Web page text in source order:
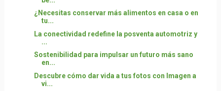
¿Necesitas conservar más alimentos en casa o en
tu...
La conectividad redefine la posventa automotriz y
...
Sostenibilidad para impulsar un futuro más sano
en...
Descubre cómo dar vida a tus fotos con Imagen a
vi...